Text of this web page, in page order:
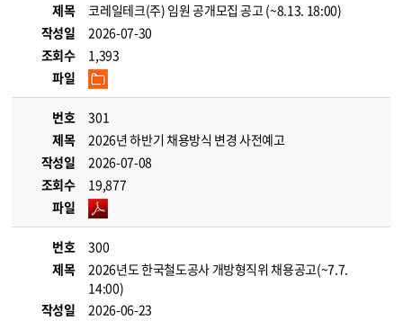
제목
코레일테크(주) 임원 공개모집 공고 (~8.13. 18:00)
작성일
2026-07-30
조회수
1,393
파일
번호
301
제목
2026년 하반기 채용방식 변경 사전예고
작성일
2026-07-08
조회수
19,877
파일
번호
300
제목
2026년도 한국철도공사 개방형직위 채용공고(~7.7.
14:00)
작성일
2026-06-23